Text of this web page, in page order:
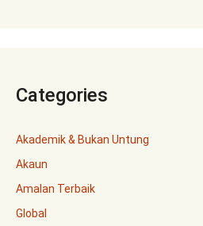
Categories
Akademik & Bukan Untung
Akaun
Amalan Terbaik
Global